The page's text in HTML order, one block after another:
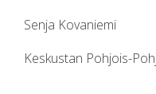
Senja Kovaniemi
Keskustan Pohjois-